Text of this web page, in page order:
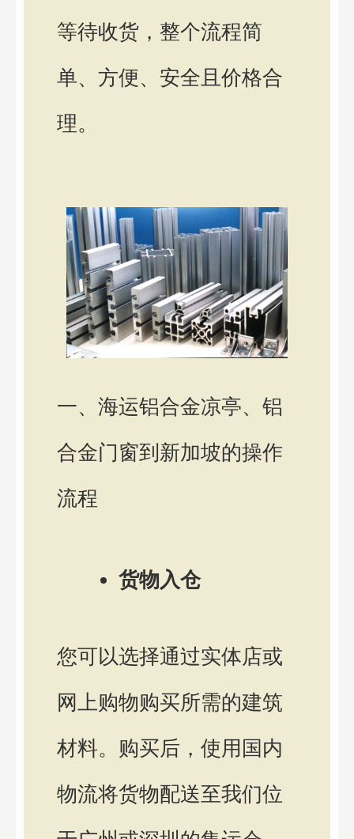
等待收货，整个流程简
单、方便、安全且价格合
理。
一、海运铝合金凉亭、铝
合金门窗到新加坡的操作
流程
货物入仓
您可以选择通过实体店或
网上购物购买所需的建筑
材料。购买后，使用国内
物流将货物配送至我们位